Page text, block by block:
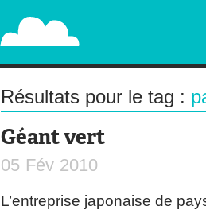
PAPERPLANE
STREET, AMBIENT, GUÉRILLA MARKETING
Résultats pour le tag :
Géant vert
05 Fév 2010
L’entreprise japonaise de